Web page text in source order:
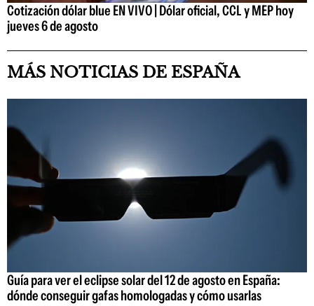
Cotización dólar blue EN VIVO | Dólar oficial, CCL y MEP hoy
jueves 6 de agosto
MÁS NOTICIAS DE ESPAÑA
Guía para ver el eclipse solar del 12 de agosto en España:
dónde conseguir gafas homologadas y cómo usarlas